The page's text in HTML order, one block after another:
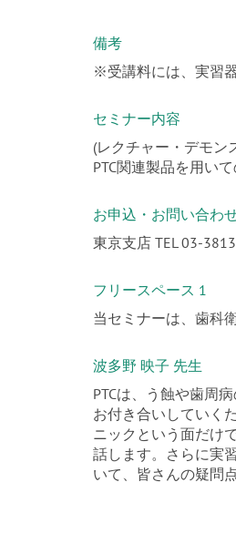
備考
※受講料には、実習
セミナー内容
(レクチャー・デモン
PTC関連製品を用い
お申込・お問い合わ
東京支店 TEL 03-
フリースペース 1
当セミナーは、歯科
波多野 映子 先生
PTCは、う蝕や歯周
お付き合いしていく
ニックという面だけ
話します。さらに実
いて、皆さんの疑問